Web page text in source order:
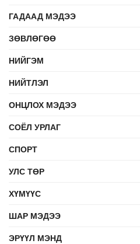
ГАДААД МЭДЭЭ
ЗӨВЛӨГӨӨ
НИЙГЭМ
НИЙТЛЭЛ
ОНЦЛОХ МЭДЭЭ
СОЁЛ УРЛАГ
СПОРТ
УЛС ТӨР
ХҮМҮҮС
ШАР МЭДЭЭ
ЭРҮҮЛ МЭНД